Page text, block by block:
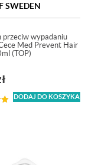
SWEDEN
przeciw wypadaniu
Med Prevent Hair
(TOP)
DODAJ DO KOSZYKA